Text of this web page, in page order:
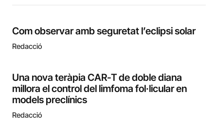
Com observar amb seguretat l’eclipsi solar
Redacció
Una nova teràpia CAR-T de doble diana
millora el control del limfoma fol·licular en
models preclínics
Redacció